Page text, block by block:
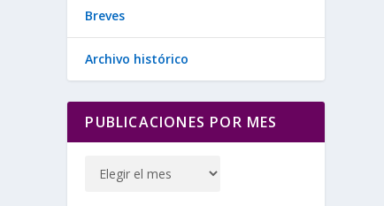
Breves
Archivo histórico
PUBLICACIONES POR MES